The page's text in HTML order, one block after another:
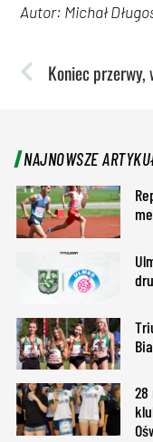
Autor: Michał
NAJNOWSZE